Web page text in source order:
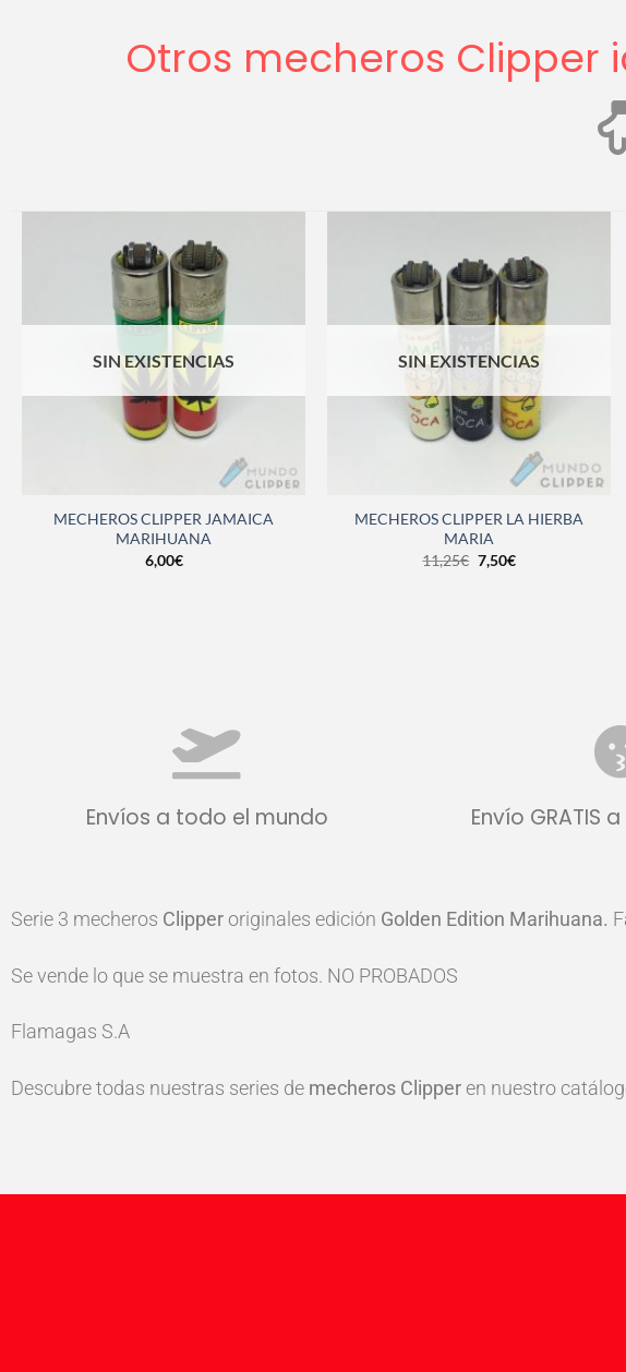
Otros mecheros
SIN EXISTENCIAS
MECHEROS CLIPPER JAMAICA
MARIHUANA
6,00€
SIN EXISTENCIAS
MECHEROS CLIPPER LA HIERBA
MARIA
11,25€ 7,50€
Envíos a todo el mundo Envío GRATIS
Serie 3 mecheros Clipper originales edición Golden Edition Marihuana.
Se vende lo que se muestra en fotos. NO PROBADOS
Flamagas S.A
Descubre todas nuestras series de mecheros Clipper en nuestro